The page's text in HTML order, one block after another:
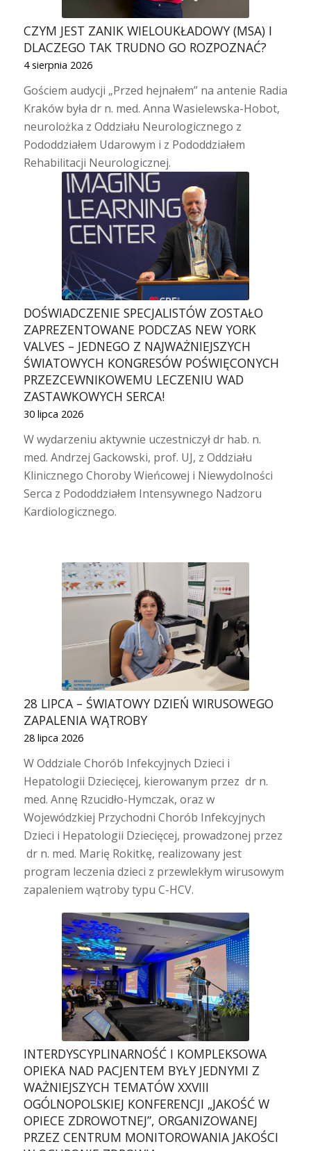
CZYM JEST ZANIK WIELOUKŁADOWY (MSA) I
DLACZEGO TAK TRUDNO GO ROZPOZNAĆ?
4 sierpnia 2026
Gościem audycji „Przed hejnałem” na antenie Radia
Kraków była dr n. med. Anna Wasielewska-Hobot,
neurolożka z Oddziału Neurologicznego z
Pododdziałem Udarowym i z Pododdziałem
Rehabilitacji Neurologicznej.
DOŚWIADCZENIE SPECJALISTÓW ZOSTAŁO
ZAPREZENTOWANE PODCZAS NEW YORK
VALVES – JEDNEGO Z NAJWAŻNIEJSZYCH
ŚWIATOWYCH KONGRESÓW POŚWIĘCONYCH
PRZEZCEWNIKOWEMU LECZENIU WAD
ZASTAWKOWYCH SERCA!
30 lipca 2026
W wydarzeniu aktywnie uczestniczył dr hab. n.
med. Andrzej Gackowski, prof. UJ, z Oddziału
Klinicznego Choroby Wieńcowej i Niewydolności
Serca z Pododdziałem Intensywnego Nadzoru
Kardiologicznego.
28 LIPCA – ŚWIATOWY DZIEŃ WIRUSOWEGO
ZAPALENIA WĄTROBY
28 lipca 2026
W Oddziale Chorób Infekcyjnych Dzieci i
Hepatologii Dziecięcej, kierowanym przez dr n.
med. Annę Rzucidło-Hymczak, oraz w
Wojewódzkiej Przychodni Chorób Infekcyjnych
Dzieci i Hepatologii Dziecięcej, prowadzonej przez
dr n. med. Marię Rokitkę, realizowany jest
program leczenia dzieci z przewlekłym wirusowym
zapaleniem wątroby typu C-HCV.
INTERDYSCYPLINARNOŚĆ I KOMPLEKSOWA
OPIEKA NAD PACJENTEM BYŁY JEDNYMI Z
WAŻNIEJSZYCH TEMATÓW XXVIII
OGÓLNOPOLSKIEJ KONFERENCJI „JAKOŚĆ W
OPIECE ZDROWOTNEJ”, ORGANIZOWANEJ
PRZEZ CENTRUM MONITOROWANIA JAKOŚCI